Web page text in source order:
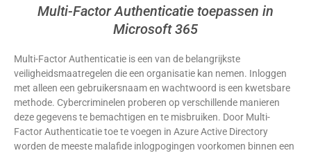
Multi-Factor Authenticatie toepassen in
Microsoft 365
Multi-Factor Authenticatie is een van de belangrijkste
veiligheidsmaatregelen die een organisatie kan nemen. Inloggen
met alleen een gebruikersnaam en wachtwoord is een kwetsbare
methode. Cybercriminelen proberen op verschillende manieren
deze gegevens te bemachtigen en te misbruiken. Door Multi-
Factor Authenticatie toe te voegen in Azure Active Directory
worden de meeste malafide inlogpogingen voorkomen binnen een